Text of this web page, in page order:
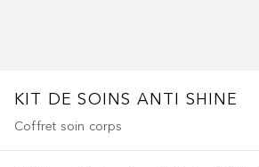
KIT DE SOINS ANTI SHINE
Coffret soin corps